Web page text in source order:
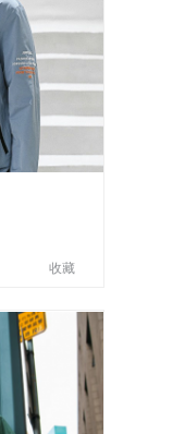
收藏